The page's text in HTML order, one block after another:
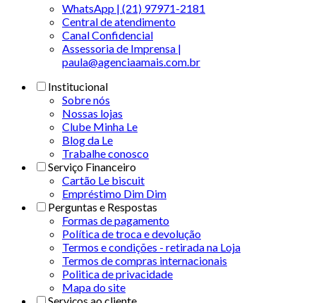
WhatsApp | (21) 97971-2181
Central de atendimento
Canal Confidencial
Assessoria de Imprensa |
paula@agenciaamais.com.br
Institucional
Sobre nós
Nossas lojas
Clube Minha Le
Blog da Le
Trabalhe conosco
Serviço Financeiro
Cartão Le biscuit
Empréstimo Dim Dim
Perguntas e Respostas
Formas de pagamento
Política de troca e devolução
Termos e condições - retirada na Loja
Termos de compras internacionais
Politica de privacidade
Mapa do site